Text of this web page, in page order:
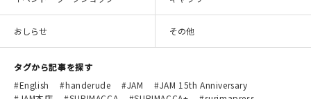
おしらせ その他
タグから記事を探す
English
handerude JAM
JAM 15th Anniversary